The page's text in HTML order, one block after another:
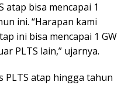
atap bisa mencapai 1
ini. “Harapan kami
ini bisa mencapai 1 GW
PLTS lain,” ujarnya.
PLTS atap hingga tahun